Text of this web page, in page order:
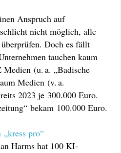
Anspruch auf
nicht möglich, alle
Doch es fällt
tauchen kaum
(u. a. „Badische
Medien (v. a.
2023 je 300.000 Euro.
bekam 100.000 Euro.
pro“
Harms hat 100 KI-